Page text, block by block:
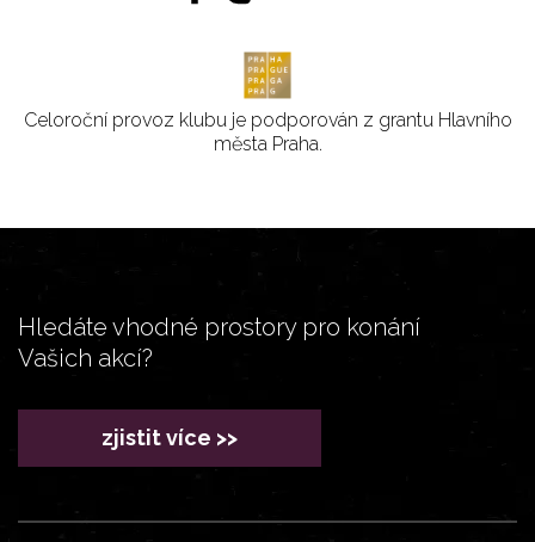
Celoroční provoz klubu je podporován z grantu Hlavního
města Praha.
Hledáte vhodné prostory pro konání
Vašich akcí?
zjistit více >>